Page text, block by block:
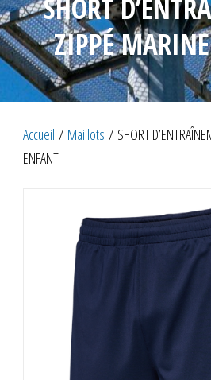
SHORT
ZIPPÉ
Accueil / Maillots / SHORT
ENFANT